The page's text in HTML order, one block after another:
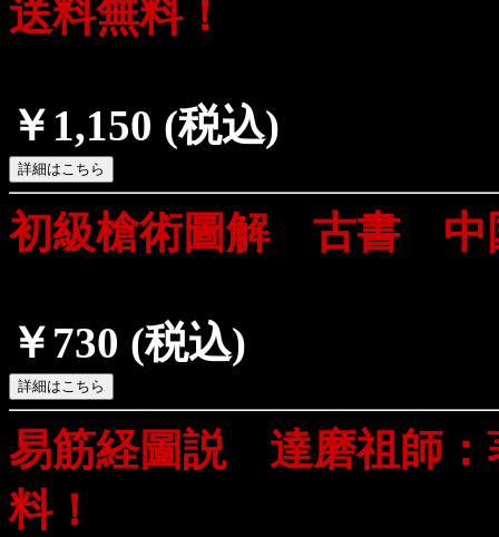
送料無料！
￥1,150 (税込)
初級槍術圖解 古書
￥730 (税込)
易筋経圖説 達磨祖師
料！